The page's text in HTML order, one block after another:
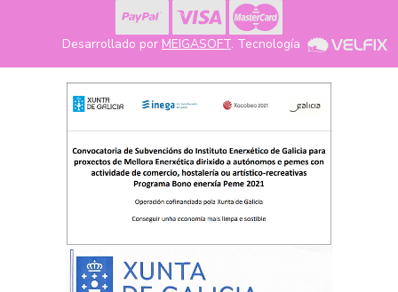
Desarrollado por MEIGASOFT. Tecnología